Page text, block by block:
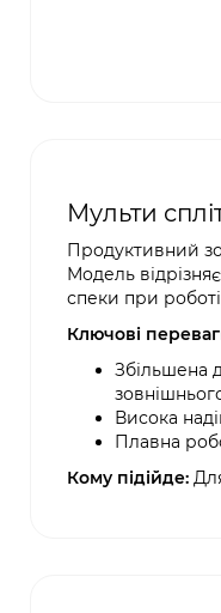
Мульти
Продуктивний
Модель
спеки при
Ключові
Збільшена
Висока
Плавна
Кому підійде: